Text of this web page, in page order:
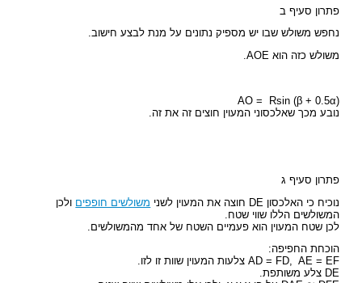
פתרון סעיף ב
נחפש משולש שבו יש מספיק נתונים על מנת לבצע חישוב.
משולש כזה הוא AOE.
(AO = Rsin (β + 0.5α
נובע מכך שאלכסוני המעוין חוצים זה את זה.
פתרון סעיף ג
נוכיח כי האלכסון DE חוצה את המעוין לשני
משולשים חופפים ולכן
המשולשים הללו שווי שטח.
לכן שטח המעוין הוא פעמיים השטח של אחד מהמשולשים.
הוכחת החפיפה:
AD = FD, AE = EF צלעות המעוין שוות זו לזו.
DE צלע משותפת.